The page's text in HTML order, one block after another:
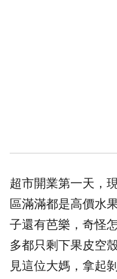
超市開業第一天，
區滿滿都是高價水
子還有芭樂，奇怪
多都只剩下果皮空
見這位大媽，拿起